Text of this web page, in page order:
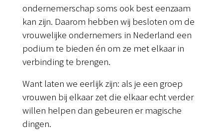
ondernemerschap soms ook best eenzaam
kan zijn. Daarom hebben wij besloten om de
vrouwelijke ondernemers in Nederland een
podium te bieden én om ze met elkaar in
verbinding te brengen.
Want laten we eerlijk zijn: als je een groep
vrouwen bij elkaar zet die elkaar echt verder
willen helpen dan gebeuren er magische
dingen.